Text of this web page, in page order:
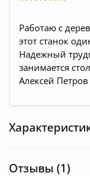
Работаю с
этот станок
Надежный
занимается
Алексей Петров
Отзывы (1)